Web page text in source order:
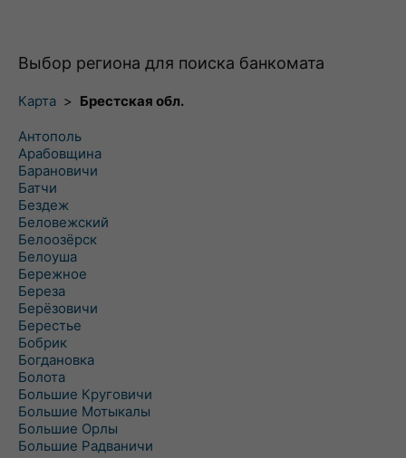
Выбор региона для поиска банкомата
Карта > Брестская обл.
Антополь
Арабовщина
Барановичи
Батчи
Бездеж
Беловежский
Белоозёрск
Белоуша
Бережное
Береза
Берёзовичи
Берестье
Бобрик
Богдановка
Болота
Большие Круговичи
Большие Мотыкалы
Большие Орлы
Большие Радваничи